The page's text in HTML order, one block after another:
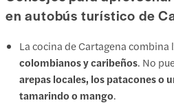
en autobús turístico de
La cocina de Cartagena combina
colombianos y caribeños. No
arepas locales, los patacones o
tamarindo o mango.